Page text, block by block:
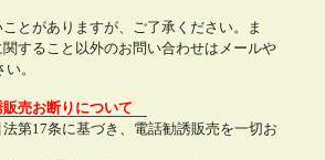
とがありますが、ご了承ください。ま
すること以外のお問い合わせはメールや
。
売お断りについて
第17条に基づき、電話勧誘販売を一切お